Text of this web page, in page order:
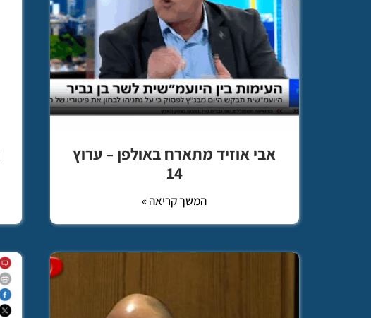
אבי אוזיד מתארח באולפן – ערוץ
14
המשך קריאה »